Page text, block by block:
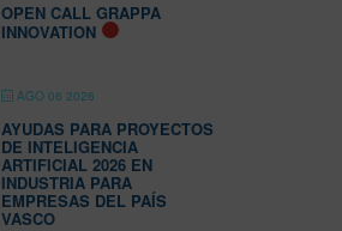
OPEN CALL GRAPPA
INNOVATION
AGO 06 2026
AYUDAS PARA PROYECTOS
DE INTELIGENCIA
ARTIFICIAL 2026 EN
INDUSTRIA PARA
EMPRESAS DEL PAÍS
VASCO